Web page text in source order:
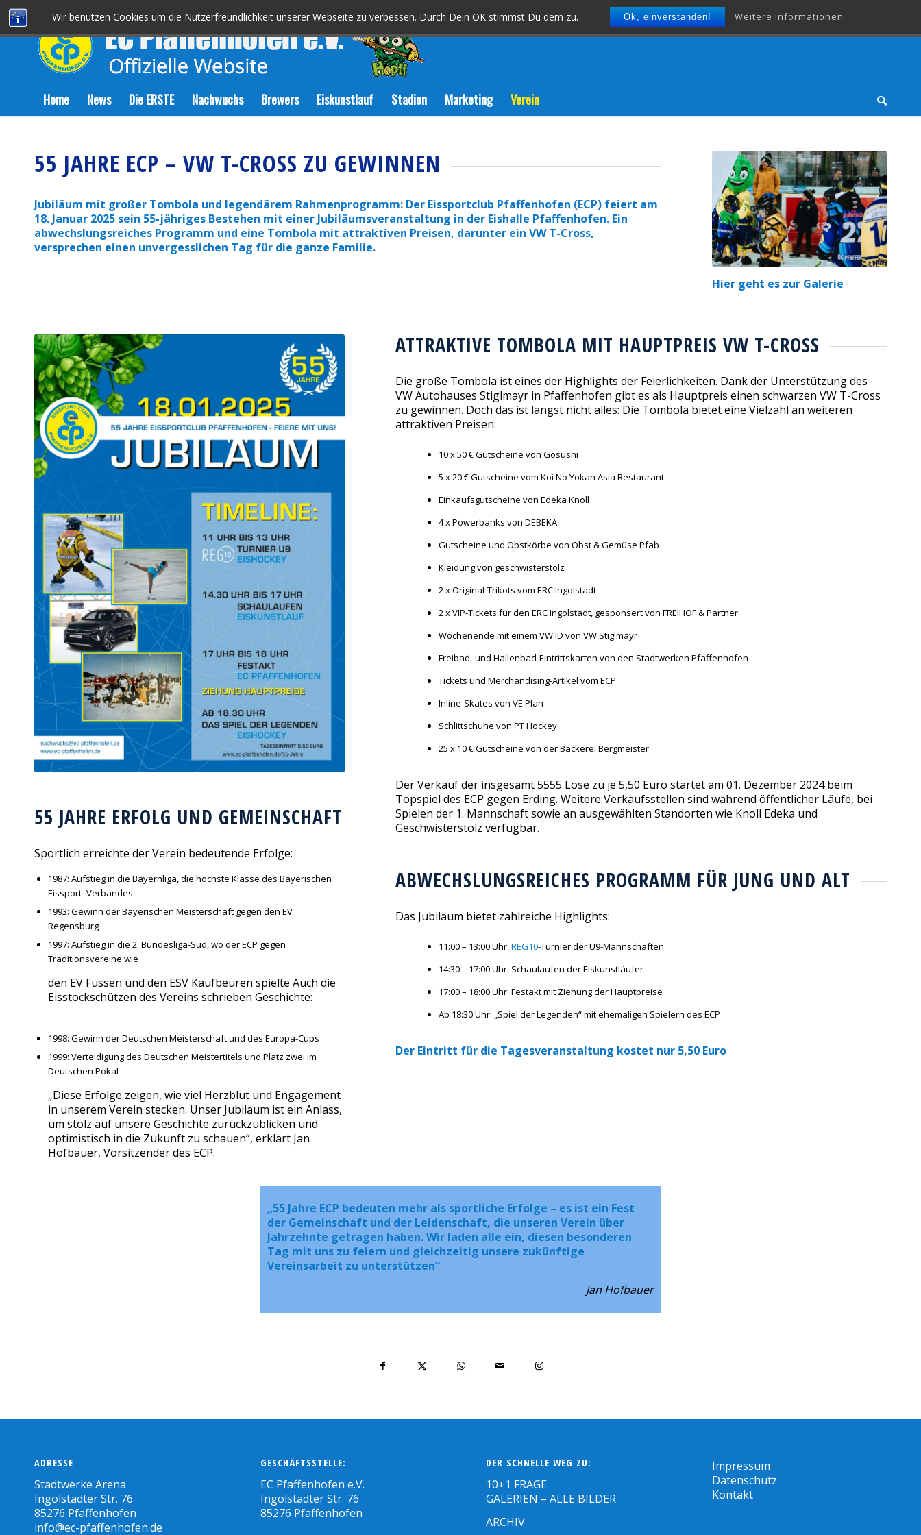
Wir benutzen Cookies um die Nutzerfreundlichkeit unserer Webseite zu verbessen. Durch Dein OK stimmst Du dem zu. Ok, einverstanden! Weitere Informationen
Home News Die ERSTE Nachwuchs Brewers Eiskunstlauf Stadion Marketing Verein
55 JAHRE ECP – VW T-CROSS ZU GEWINNEN
Jubiläum mit großer Tombola und legendärem Rahmenprogramm: Der Eissportclub Pfaffenhofen (ECP) feiert am
18. Januar 2025 sein 55-jähriges Bestehen mit einer Jubiläumsveranstaltung in der Eishalle Pfaffenhofen. Ein
abwechslungsreiches Programm und eine Tombola mit attraktiven Preisen, darunter ein VW T-Cross,
versprechen einen unvergesslichen Tag für die ganze Familie.
Hier geht es zur Galerie
55 JAHRE ERFOLG UND GEMEINSCHAFT
Sportlich erreichte der Verein bedeutende Erfolge:
1987: Aufstieg in die Bayernliga, die höchste Klasse des Bayerischen
Eissport- Verbandes
1993: Gewinn der Bayerischen Meisterschaft gegen den EV
Regensburg
1997: Aufstieg in die 2. Bundesliga-Süd, wo der ECP gegen
Traditionsvereine wie
den EV Füssen und den ESV Kaufbeuren spielte Auch die
Eisstockschützen des Vereins schrieben Geschichte:
1998: Gewinn der Deutschen Meisterschaft und des Europa-Cups
1999: Verteidigung des Deutschen Meistertitels und Platz zwei im
Deutschen Pokal
„Diese Erfolge zeigen, wie viel Herzblut und Engagement
in unserem Verein stecken. Unser Jubiläum ist ein Anlass,
um stolz auf unsere Geschichte zurückzublicken und
optimistisch in die Zukunft zu schauen“, erklärt Jan
Hofbauer, Vorsitzender des ECP.
ATTRAKTIVE TOMBOLA MIT HAUPTPREIS VW T-CROSS
Die große Tombola ist eines der Highlights der Feierlichkeiten. Dank der Unterstützung des
VW Autohauses Stiglmayr in Pfaffenhofen gibt es als Hauptpreis einen schwarzen VW T-Cross
zu gewinnen. Doch das ist längst nicht alles: Die Tombola bietet eine Vielzahl an weiteren
attraktiven Preisen:
10 x 50 € Gutscheine von Gosushi
5 x 20 € Gutscheine vom Koi No Yokan Asia Restaurant
Einkaufsgutscheine von Edeka Knoll
4 x Powerbanks von DEBEKA
Gutscheine und Obstkörbe von Obst & Gemüse Pfab
Kleidung von geschwisterstolz
2 x Original-Trikots vom ERC Ingolstadt
2 x VIP-Tickets für den ERC Ingolstadt, gesponsert von FREIHOF & Partner
Wochenende mit einem VW ID von VW Stiglmayr
Freibad- und Hallenbad-Eintrittskarten von den Stadtwerken Pfaffenhofen
Tickets und Merchandising-Artikel vom ECP
Inline-Skates von VE Plan
Schlittschuhe von PT Hockey
25 x 10 € Gutscheine von der Bäckerei Bergmeister
Der Verkauf der insgesamt 5555 Lose zu je 5,50 Euro startet am 01. Dezember 2024 beim
Topspiel des ECP gegen Erding. Weitere Verkaufsstellen sind während öffentlicher Läufe, bei
Spielen der 1. Mannschaft sowie an ausgewählten Standorten wie Knoll Edeka und
Geschwisterstolz verfügbar.
ABWECHSLUNGSREICHES PROGRAMM FÜR JUNG UND ALT
Das Jubiläum bietet zahlreiche Highlights:
11:00 – 13:00 Uhr:REG10-Turnier der U9-Mannschaften
14:30 – 17:00 Uhr: Schaulaufen der Eiskunstläufer
17:00 – 18:00 Uhr: Festakt mit Ziehung der Hauptpreise
Ab 18:30 Uhr: „Spiel der Legenden“ mit ehemaligen Spielern des ECP
Der Eintritt für die Tagesveranstaltung kostet nur 5,50 Euro
„55 Jahre ECP bedeuten mehr als sportliche Erfolge – es ist ein Fest
der Gemeinschaft und der Leidenschaft, die unseren Verein über
Jahrzehnte getragen haben. Wir laden alle ein, diesen besonderen
Tag mit uns zu feiern und gleichzeitig unsere zukünftige
Vereinsarbeit zu unterstützen“
Jan Hofbauer
ADRESSE
Stadtwerke Arena
Ingolstädter Str. 76
85276 Pfaffenhofen
info@ec-pfaffenhofen.de
GESCHÄFTSSTELLE:
EC Pfaffenhofen e.V.
Ingolstädter Str. 76
85276 Pfaffenhofen
DER SCHNELLE WEG ZU:
10+1 FRAGE
GALERIEN – ALLE BILDER
ARCHIV
Impressum
Datenschutz
Kontakt